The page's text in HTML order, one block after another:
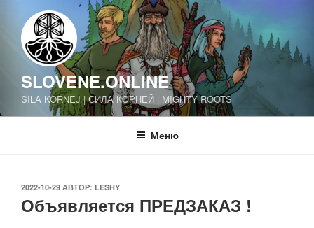
содержимому
SLOVENE.ONLINE
SILA KORNEJ | СИЛА КОРНЕЙ | MIGHTY ROOTS
Меню
ОПУБЛИКОВАНО
2022-10-29 АВТОР: LESHY
Объявляется ПРЕДЗАКАЗ !